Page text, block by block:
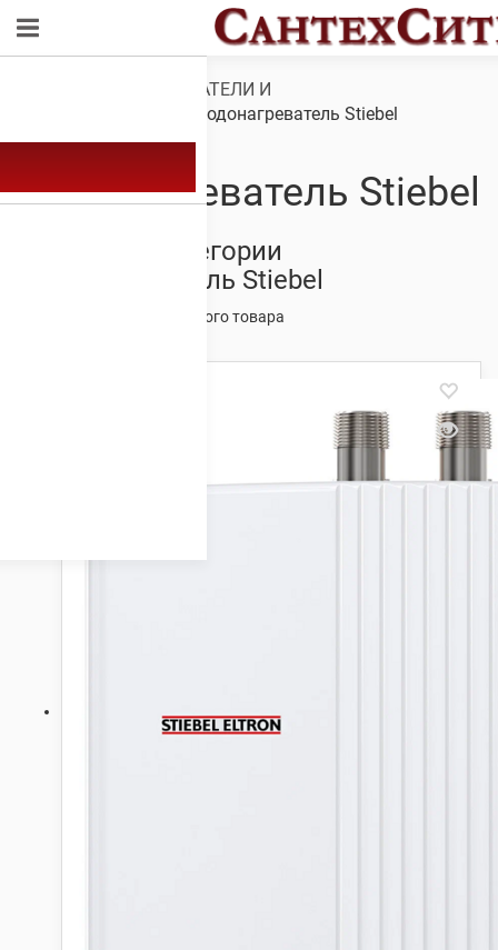
ВОДОНАГРЕВАТЕЛИ И
/ Водонагреватель Stiebel
Водонагреватель Stiebel
Товары из категории
Водонагреватель Stiebel
Отображение единственного товара